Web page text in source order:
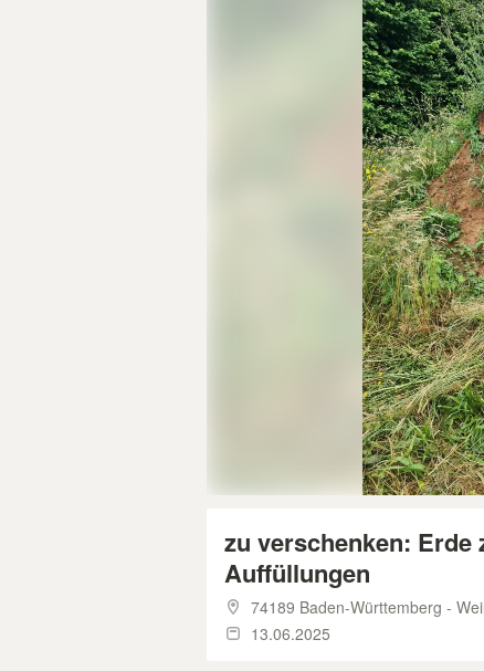
zu verschenken: Erde
Auffüllungen
74189 Baden-Württemberg -
13.06.2025